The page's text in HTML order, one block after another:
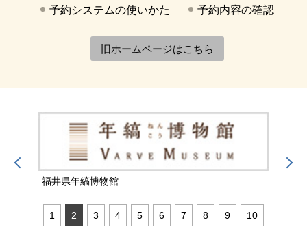
予約システムの使いかた 予約内容の確認
旧ホームページはこちら
福井県年縞博物館
1 2 3 4 5 6 7 8 9 10